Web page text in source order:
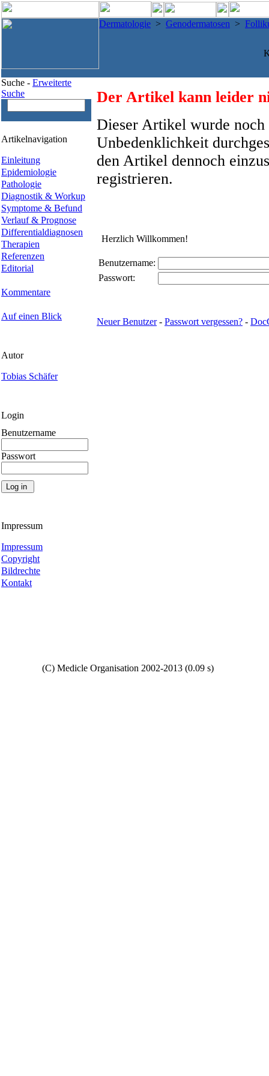
Dermatologie > Genodermatosen >
Suche - Erweiterte
Suche
Artikelnavigation
Einleitung
Epidemiologie
Pathologie
Diagnostik & Workup
Symptome & Befund
Verlauf & Prognose
Differentialdiagnosen
Therapien
Referenzen
Editorial
Kommentare
Auf einen Blick
Autor
Tobias Schäfer
Login
Benutzername
Passwort
Impressum
Impressum
Copyright
Bildrechte
Kontakt
Der Artikel kann leider
Dieser Artikel wurde
Unbedenklichkeit
den Artikel dennoch
registrieren.
Herzlich Willkommen!
Benutzername:
Passwort:
Neuer Benutzer- Passwort vergessen? -
(C) Medicle Organisation 2002-2013 (0.09 s)